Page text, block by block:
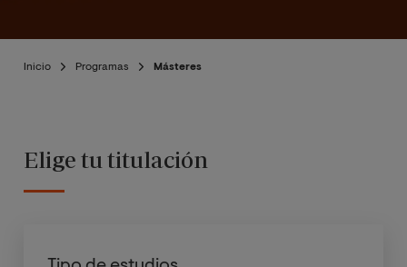
Inicio Programas Másteres
Elige tu titulación